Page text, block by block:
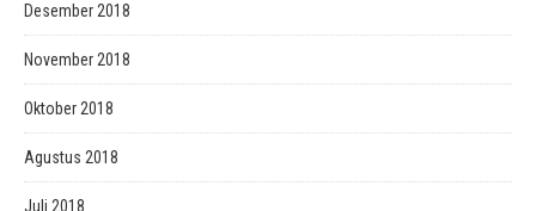
Desember 2018
November 2018
Oktober 2018
Agustus 2018
Juli 2018